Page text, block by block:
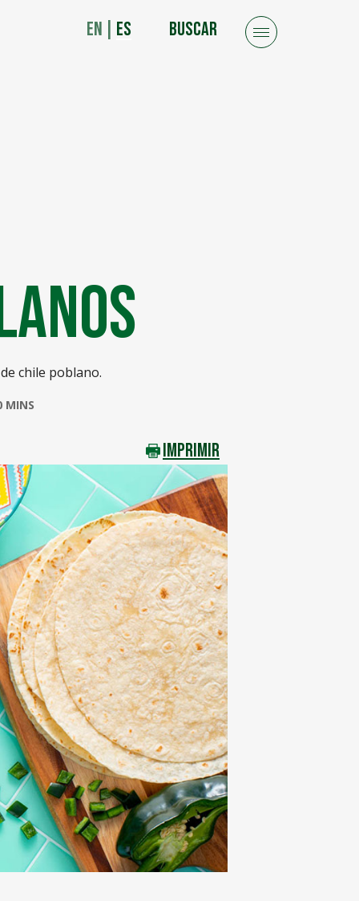
EN ES BUSCAR
chile poblano.
MINS
IMPRIMIR